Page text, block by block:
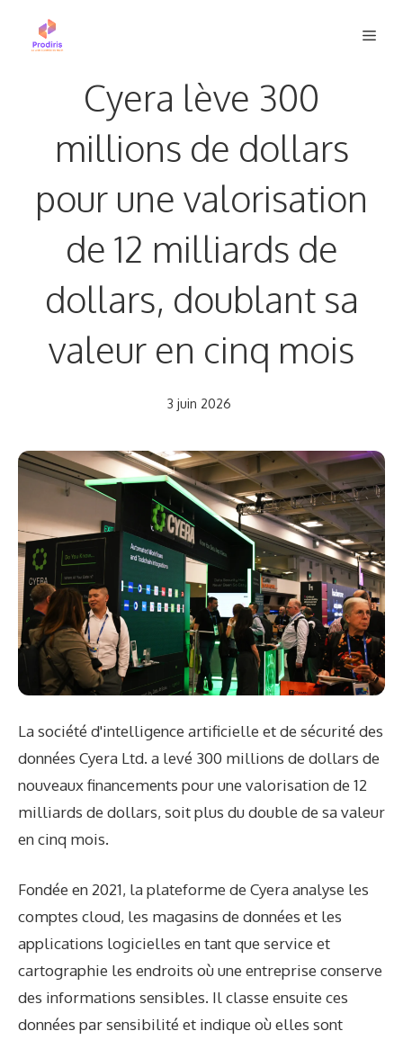
Cyera lève 300
millions de dollars
pour une valorisation
de 12 milliards de
dollars, doublant sa
valeur en cinq mois
3 juin 2026
La société d'intelligence artificielle et de sécurité des
données Cyera Ltd. a levé 300 millions de dollars de
nouveaux financements pour une valorisation de 12
milliards de dollars, soit plus du double de sa valeur
en cinq mois.
Fondée en 2021, la plateforme de Cyera analyse les
comptes cloud, les magasins de données et les
applications logicielles en tant que service et
cartographie les endroits où une entreprise conserve
des informations sensibles. Il classe ensuite ces
données par sensibilité et indique où elles sont